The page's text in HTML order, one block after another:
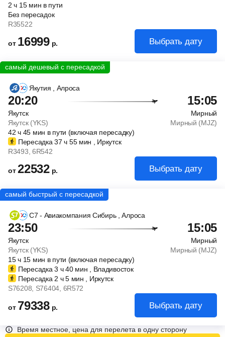
2ч 15 мин в пути
Без пересадок
R35522
от 16999 р. Выбрать дату
Якутия , Алроса
20:20 15:05
Якутск
Мирный
Якутск (YKS)
Мирный (MJZ)
42ч45 мин в пути (включая пересадку)
Пересадка 37ч 55 мин , Иркутск
R3493 , 6R542
от22532 р. Выбрать дату
С7 - Авиакомпания Сибирь , Алроса
23:50 15:05
Якутск
Мирный
Якутск (YKS)
Мирный (MJZ)
15ч15 мин в пути (включая пересадку)
Пересадка 3 ч40 мин , Владивосток
Пересадка 2 ч5 мин , Иркутск
S76208 , S76404 , 6R572
от 79338 р. Выбрать дату
Время местное, цена для перелета в одну сторону